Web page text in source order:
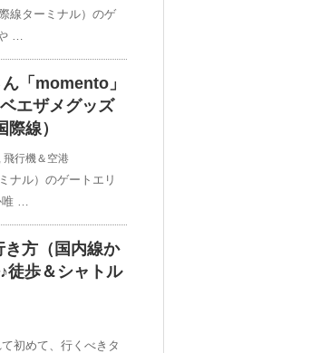
線ターミナル）のゲ
…
「momento」
エザメグッズ
線）
飛行機＆空港
ナル）のゲートエリ
…
き方（国内線か
徒歩＆シャトル
初めて、行くべきタ